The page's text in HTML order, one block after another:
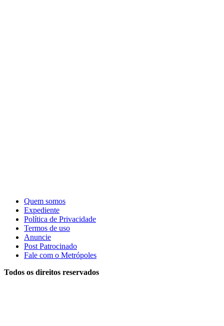
Quem somos
Expediente
Política de Privacidade
Termos de uso
Anuncie
Post Patrocinado
Fale com o Metrópoles
Todos os direitos reservados